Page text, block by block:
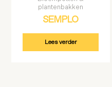
plantenbakken
SEMPLO
Lees verder